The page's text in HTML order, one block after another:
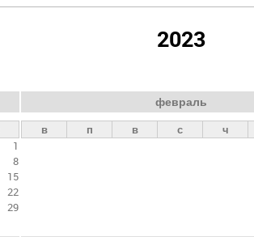
2023
1
8
15
22
29
февраль
в п в с ч